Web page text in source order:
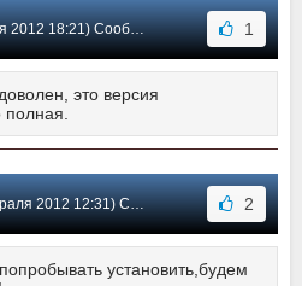
18:21) Сообщение #5 1
это версия
полная.
2012 12:31) Сообщение #4 2
установить,будем